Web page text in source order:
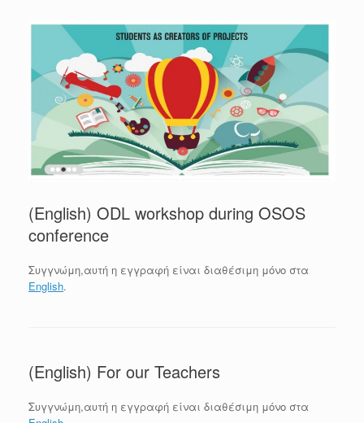
(English) ODL workshop during OSOS
conference
Συγγνώμη,αυτή η εγγραφή είναι διαθέσιμη μόνο στα
English.
(English) For our Teachers
Συγγνώμη,αυτή η εγγραφή είναι διαθέσιμη μόνο στα